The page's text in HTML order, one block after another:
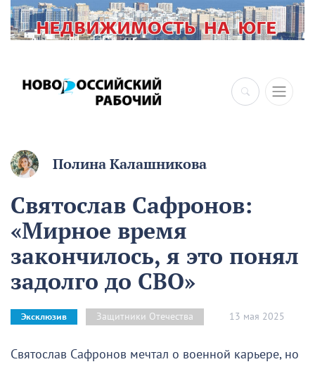
×
Полина Калашникова
Святослав Сафронов:
«Мирное время
закончилось, я это понял
задолго до СВО»
Эксклюзив Защитники Отечества 13 мая 2025
Святослав Сафронов мечтал о военной карьере, но